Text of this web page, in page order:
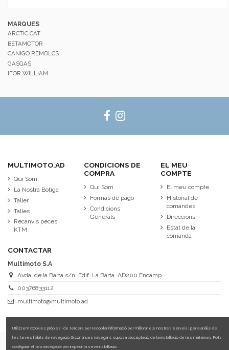
MARQUES
ARCTIC CAT
BETAMOTOR
CANIGO REMOLCS
GASGAS
IFOR WILLIAM
MULTIMOTO.AD
Qui Som
La Nostra Botiga
Taller
Talles
Recanvis peces
KTM
CONDICIONS DE
COMPRA
Qui Som
Formas de pago
Condicions
Generals
EL MEU
COMPTE
El meu compte
Historial de
comandes
Direccions
Estat de la
comanda
CONTACTAR
Multimoto S.A
Avda. de la Barta s/n. Edif. La Barta. AD200 Encamp.
00376833112
multimoto@multimoto.ad
Utilitzem Cookies pròpies i de tercers per recopilar informació per millorar els nostres serveis i per a anàlisi de
les teves hàbits de navegació. Si continues navegant, suposa l'acceptació de la instal·lació de les mateixes. Pots
configurar el teu navegador per impedir la seva instal·lació.